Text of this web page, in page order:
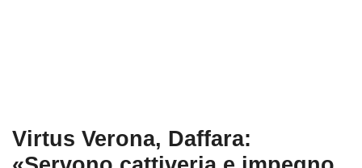
Virtus Verona, Daffara: